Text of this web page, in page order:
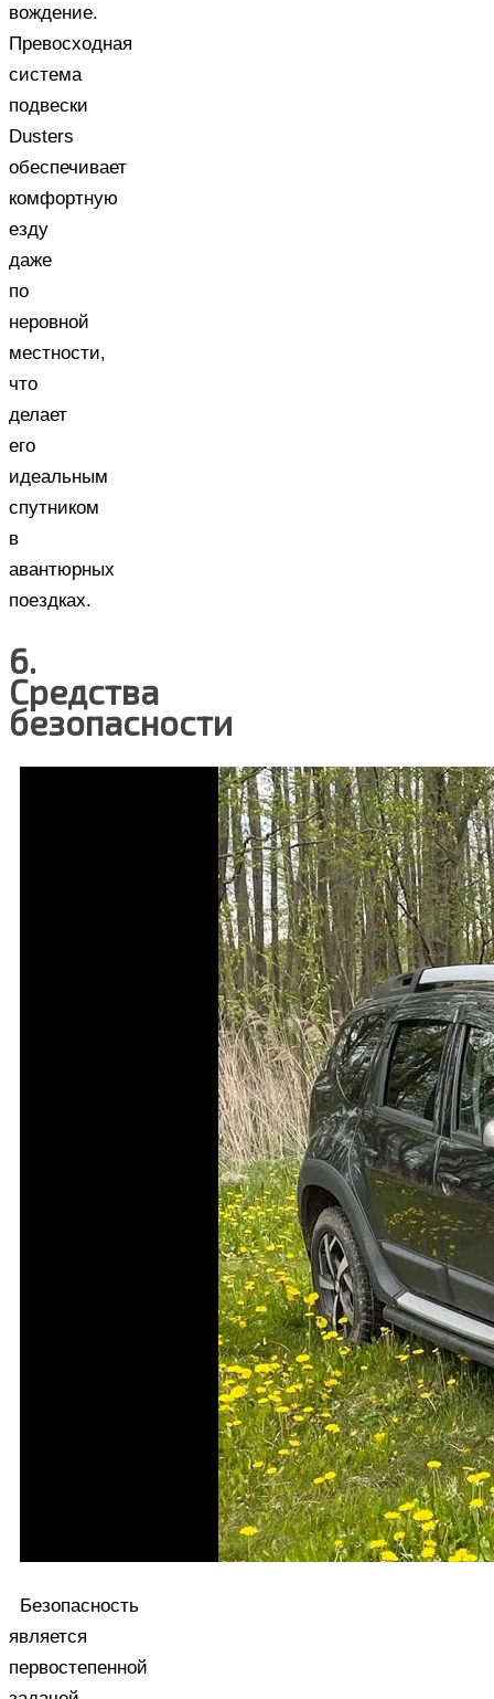
вождение.
Превосходная
система
подвески
Dusters
обеспечивает
комфортную
езду
даже
по
неровной
местности,
что
делает
его
идеальным
спутником
в
авантюрных
поездках.
6.
Средства
безопасности
Безопасность
является
первостепенной